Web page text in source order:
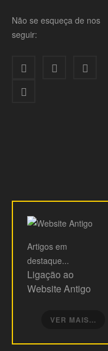
Não se esqueça de nos
seguir:
Artigos em
destaque...
Ligação ao
Website Antigo
VER MAIS...